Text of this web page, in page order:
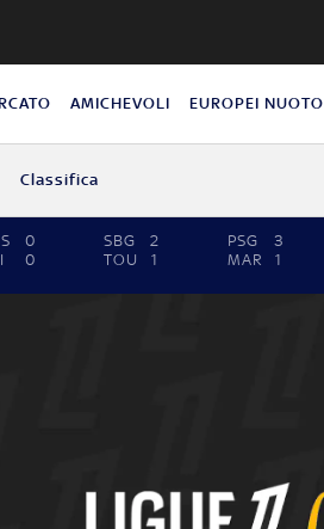
AMICHEVOLI EUROPEI NUOTO
Classifica
0
0
SBG
2
TOU
1
PSG
3
MAR
1